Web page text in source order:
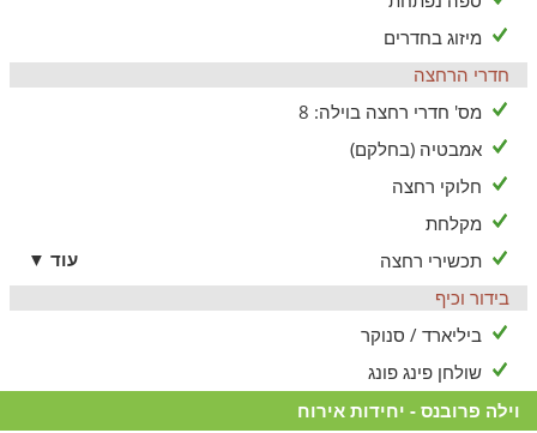
מיזוג בחדרים
חדרי הרחצה
מס' חדרי רחצה בוילה: 8
אמבטיה (בחלקם)
חלוקי רחצה
מקלחת
תכשירי רחצה
עוד ▼
בידור וכיף
ביליארד / סנוקר
שולחן פינג פונג
וילה פרובנס - יחידות אירוח